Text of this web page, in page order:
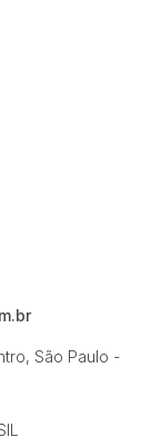
São Paulo -